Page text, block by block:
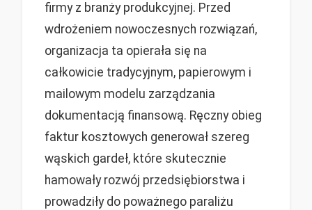
firmy z branży produkcyjnej. Przed
wdrożeniem nowoczesnych rozwiązań,
organizacja ta opierała się na
całkowicie tradycyjnym, papierowym i
mailowym modelu zarządzania
dokumentacją finansową. Ręczny obieg
faktur kosztowych generował szereg
wąskich gardeł, które skutecznie
hamowały rozwój przedsiębiorstwa i
prowadziły do poważnego paraliżu